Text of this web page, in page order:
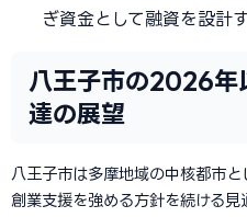
ぎ資金として融資を設計
八王子市の2026年
達の展望
八王子市は多摩地域の中核都市
創業支援を強める方針を続ける見